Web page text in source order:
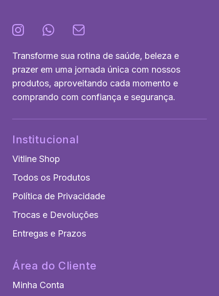
Transforme sua rotina de saúde, beleza e
prazer em uma jornada única com nossos
produtos, aproveitando cada momento e
comprando com confiança e segurança.
Institucional
Vitline Shop
Todos os Produtos
Política de Privacidade
Trocas e Devoluções
Entregas e Prazos
Área do Cliente
Minha Conta